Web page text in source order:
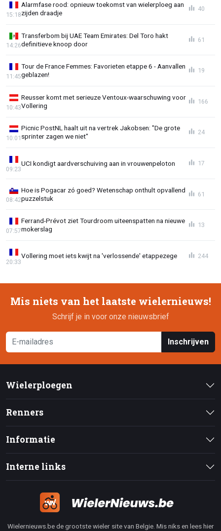
Alarmfase rood: opnieuw toekomst van wielerploeg aan
zijden draadje
15:18
40
Transferbom bij UAE Team Emirates: Del Toro hakt
definitieve knoop door
14:26
61
Tour de France Femmes: Favorieten etappe 6 - Aanvallen
geblazen!
11:45
19
Reusser komt met serieuze Ventoux-waarschuwing voor
Vollering
10:43
166
Picnic PostNL haalt uit na vertrek Jakobsen: "De grote
sprinter zagen we niet"
10:01
24
UCI kondigt aardverschuiving aan in vrouwenpeloton
09:23
17
Hoe is Pogacar zó goed? Wetenschap onthult opvallend
puzzelstuk
08:42
61
Ferrand-Prévot ziet Tourdroom uiteenspatten na nieuwe
mokerslag
07:57
13
Vollering moet iets kwijt na 'verlossende' etappezege
20:33
244
Mis niets van het laatste wielernieuws!
Schrijf je in voor onze nieuwsbrief
Inschrijven
Wielerploegen
Renners
Informatie
Interne links
Wielernieuws.be de grootste wieler site van Belgie. Mis niks en lees hier